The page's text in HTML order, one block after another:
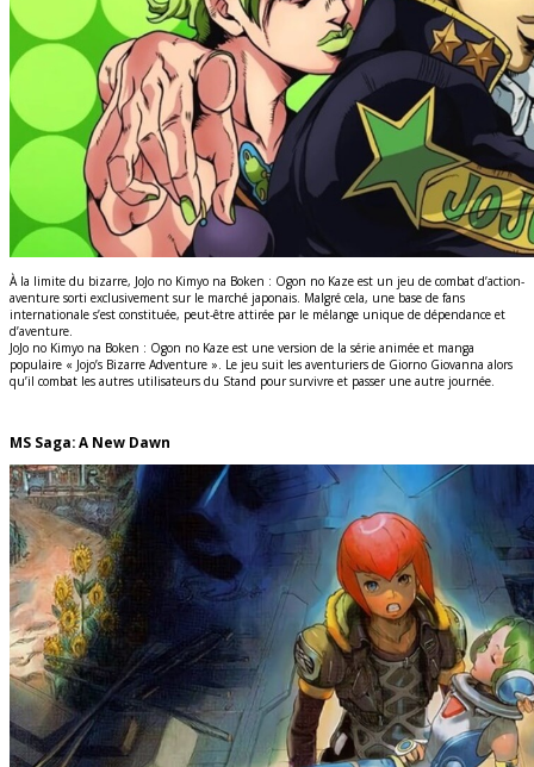
À la limite du bizarre, JoJo no Kimyo na Boken : Ogon no Kaze est un jeu de combat d’action-
aventure sorti exclusivement sur le marché japonais. Malgré cela, une base de fans
internationale s’est constituée, peut-être attirée par le mélange unique de dépendance et
d’aventure.
JoJo no Kimyo na Boken : Ogon no Kaze est une version de la série animée et manga
populaire « Jojo’s Bizarre Adventure ». Le jeu suit les aventuriers de Giorno Giovanna alors
qu’il combat les autres utilisateurs du Stand pour survivre et passer une autre journée.
MS Saga: A New Dawn